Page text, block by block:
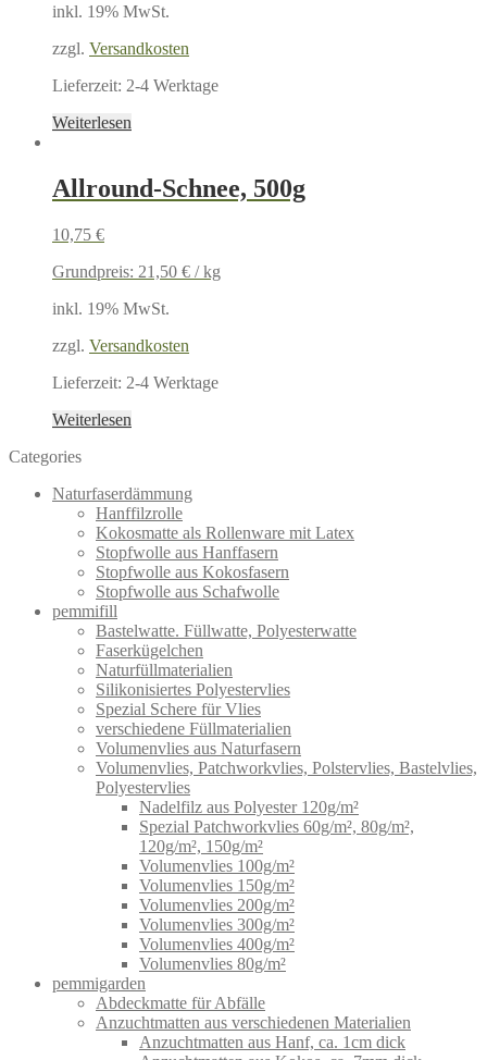
inkl. 19% MwSt.
zzgl. Versandkosten
Lieferzeit: 2-4 Werktage
Weiterlesen
Allround-Schnee, 500g
10,75 €
Grundpreis: 21,50 € /kg
inkl. 19% MwSt.
zzgl. Versandkosten
Lieferzeit: 2-4 Werktage
Weiterlesen
Categories
Naturfaserdämmung
Hanffilzrolle
Kokosmatte als Rollenware mit Latex
Stopfwolle aus Hanffasern
Stopfwolle aus Kokosfasern
Stopfwolle aus Schafwolle
pemmifill
Bastelwatte. Füllwatte, Polyesterwatte
Faserkügelchen
Naturfüllmaterialien
Silikonisiertes Polyestervlies
Spezial Schere für Vlies
verschiedene Füllmaterialien
Volumenvlies aus Naturfasern
Volumenvlies, Patchworkvlies, Polstervlies, Bastelvlies,
Polyestervlies
Nadelfilz aus Polyester 120g/m²
Spezial Patchworkvlies 60g/m², 80g/m²,
120g/m², 150g/m²
Volumenvlies 100g/m²
Volumenvlies 150g/m²
Volumenvlies 200g/m²
Volumenvlies 300g/m²
Volumenvlies 400g/m²
Volumenvlies 80g/m²
pemmigarden
Abdeckmatte für Abfälle
Anzuchtmatten aus verschiedenen Materialien
Anzuchtmatten aus Hanf, ca. 1cm dick